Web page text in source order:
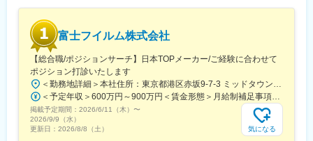
（2）半期ごとの評価で、頑張りが収入に反映
・評価は半年ごとに実施
・個人成績をもとに、業績連動給として毎月の給与に上乗せ
最初は思うように数字が出なくても、続けていく中で評価が積み
上がる仕組みになっています。
■研修制度：
・入社直後～2週間 ： OJT形式で、薬の種類や成分など基礎知識
を身につけます。
・入社2週間～1カ月 ： 先輩社員に同行し、仕事の流れを学びま
す。「会話のコツ」や「商品のご案内方法」といった実践的なス
富士フイルム株式会社
【総合職/ポジションサーチ】日本TOPメーカー/ご経験に合わせて
ポジション打診いたします
＜勤務地詳細＞本社住所：東京都港区赤坂9-7-3 ミッドタウン・ウェスト勤務地最寄駅：東京メトロ日比谷線／都営大江戸線／六本木駅受動喫煙対策：敷地内全面禁煙
＜予定年収＞600万円～900万円＜賃金形態＞月給制補足事項なし＜賃金内訳＞月額（基本給）：300,000円～500,000円＜月給＞300,000円～500,000円＜昇給有無＞有＜残業手当＞有賃金はあくまでも目安の金額であり、選考を通じて上下する可能性があります。月給(月額)は固定手当を含めた表記です。
掲載予定期間： 2026/6/11（木） 〜
2026/9/9（水）
更新日： 2026/8/8（土） 気になる